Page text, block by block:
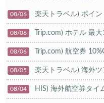
08/06 楽天トラベル) ポイ
08/06 Trip.com) ホテル 最
08/06 Trip.com) 航空券
08/05 楽天トラベル) 海外
08/04 HIS) 海外航空券タイ